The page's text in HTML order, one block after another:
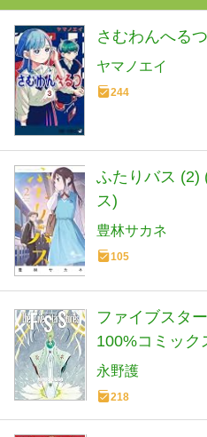
さむわんへる
ヤマノエイ
244
ふたりバス (2)
ス)
豊林サカネ
105
ファイブスタ
100%コミック
永野護
218